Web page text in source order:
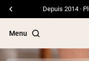
Depuis 2014 ·
Menu